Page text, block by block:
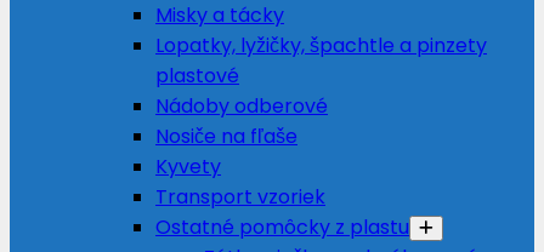
Misky a tácky
Lopatky, lyžičky, špachtle a pinzety
plastové
Nádoby odberové
Nosiče na fľaše
Kyvety
Transport vzoriek
Ostatné pomôcky z plastu